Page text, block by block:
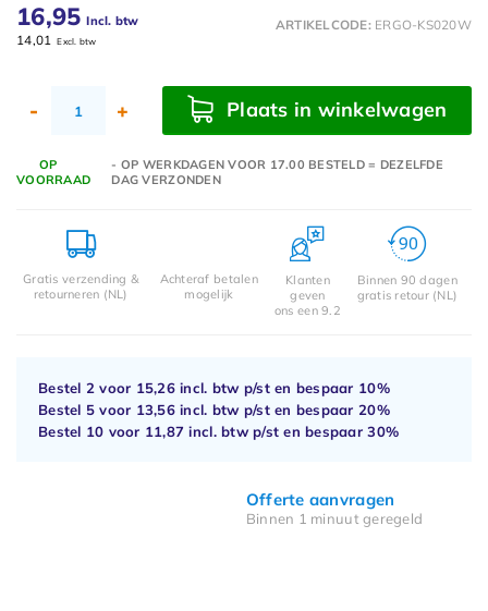
16,95 Incl. btw
14,01 Excl. btw
ARTIKELCODE: ERGO-KS020W
- + Plaats in winkelwagen
OP
VOORRAAD
- OP WERKDAGEN VOOR 17.00 BESTELD = DEZELFDE
DAG VERZONDEN
Gratis verzending &
retourneren (NL)
Achteraf betalen
mogelijk
Klanten
geven
ons een 9.2
Binnen 90 dagen
gratis retour (NL)
Bestel 2 voor 15,26incl. btw p/st en bespaar 10%
Bestel 5 voor 13,56incl. btw p/st en bespaar 20%
Bestel 10 voor 11,87 incl. btw p/st en bespaar30%
Offerte aanvragen
Binnen 1 minuut geregeld